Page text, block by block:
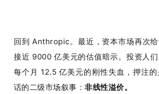
回到 Anthropic。最近，资本市场再次
接近 9000 亿美元的估值暗示。投资人
每个月 12.5 亿美元的刚性失血，押注
话的二级市场叙事：非线性溢价。